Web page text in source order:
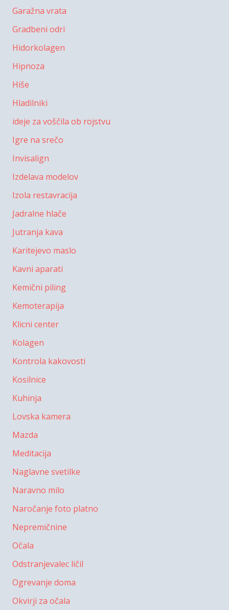
Garažna vrata
Gradbeni odri
Hidorkolagen
Hipnoza
Hiše
Hladilniki
ideje za voščila ob rojstvu
Igre na srečo
Invisalign
Izdelava modelov
Izola restavracija
Jadralne hlače
Jutranja kava
Karitejevo maslo
Kavni aparati
Kemični piling
Kemoterapija
Klicni center
Kolagen
Kontrola kakovosti
Kosilnice
Kuhinja
Lovska kamera
Mazda
Meditacija
Naglavne svetilke
Naravno milo
Naročanje foto platno
Nepremičnine
Očala
Odstranjevalec ličil
Ogrevanje doma
Okvirji za očala